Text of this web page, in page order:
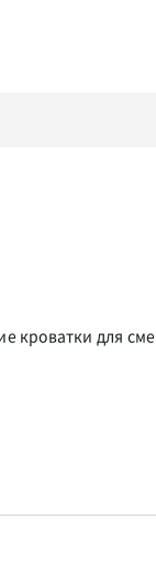
кроватки для